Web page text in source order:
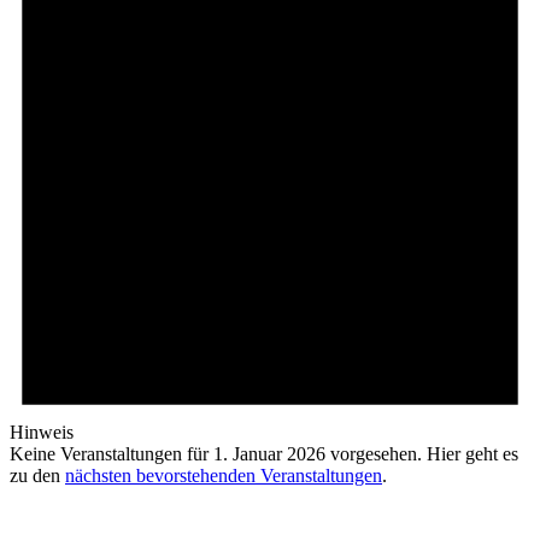
Hinweis
Keine Veranstaltungen für 1. Januar 2026 vorgesehen. Hier geht es
zu den nächsten bevorstehenden Veranstaltungen.